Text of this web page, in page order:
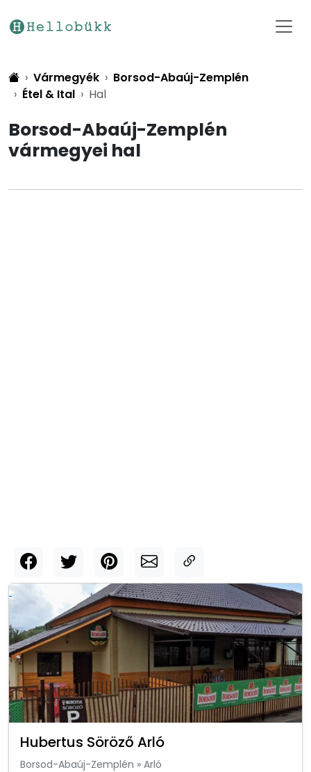
Vármegyék
Borsod-Abaúj-Zemplén
Étel & Ital
Hal
Borsod-Abaúj-Zemplén
vármegyei hal
Hubertus Söröző Arló
Borsod-Abaúj-Zemplén » Arló